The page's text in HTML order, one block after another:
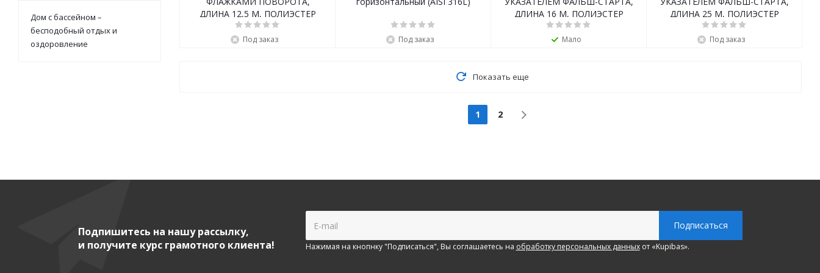
ДЛИНА 12,5 M, ПОЛИЭСТЕР
Под заказ Под заказ
ДЛИНА 16 M, ПОЛИЭСТЕР
Мало
ДЛИНА 25 M, ПОЛИЭСТЕР
Под заказ
Показать еще
1 2
Дом с бассейном –
бесподобный отдых и
оздоровление
Подпишитесь на нашу рассылку,
и получите курс грамотного клиента!
Нажимая на кнопнку "Подписаться", Вы соглашаетесь на обработку персональных данныхот «Kupibas».